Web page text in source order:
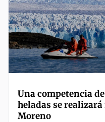
Una competencia
heladas se
Moreno